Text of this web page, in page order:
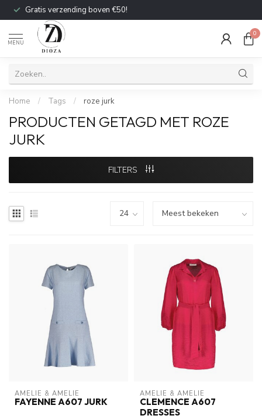
Gratis verzending boven €50!
MENU
0
Home / Tags / roze jurk
PRODUCTEN GETAGD MET ROZE
JURK
FILTERS
AMELIE & AMELIE
FAYENNE A607 JURK
AMELIE & AMELIE
CLEMENCE A607
DRESSES